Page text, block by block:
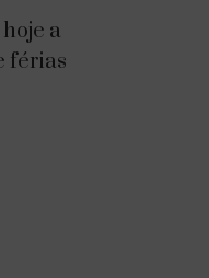
a
férias